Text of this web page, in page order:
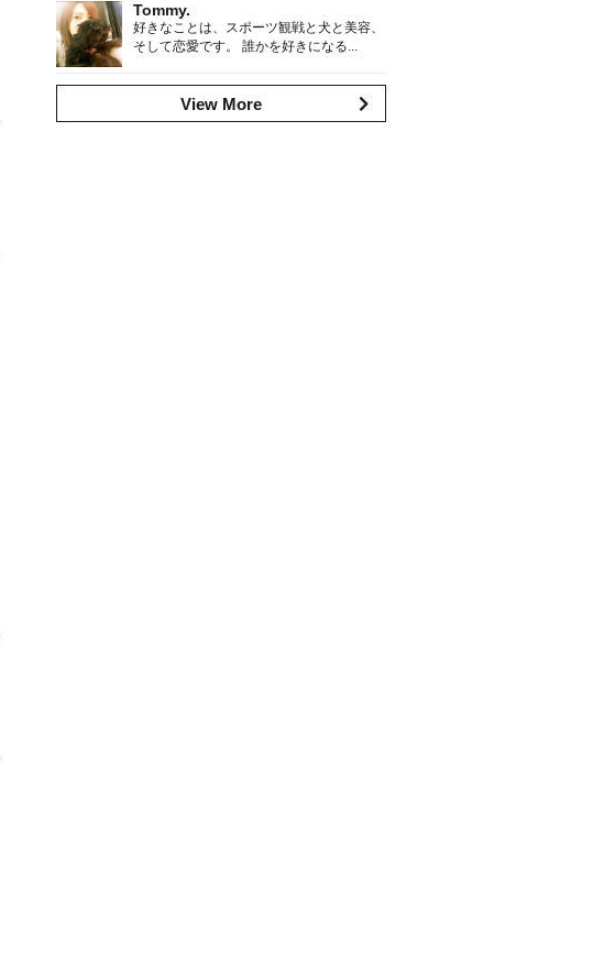
Tommy.
好きなことは、スポーツ観戦と犬と美容、
そして恋愛です。 誰かを好きになる...
View More